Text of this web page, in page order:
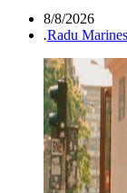
8/8/2026
.Radu